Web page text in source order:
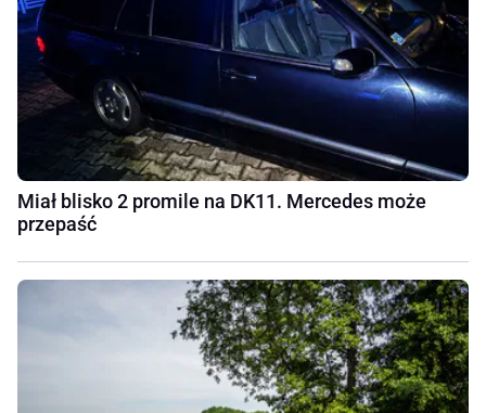
Miał blisko 2 promile na DK11. Mercedes może
przepaść